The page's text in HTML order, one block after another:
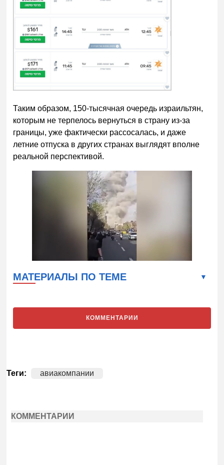
Таким образом, 150-тысячная очередь израильтян,
которым не терпелось вернуться в страну из-за
границы, уже фактически рассосалась, и даже
летние отпуска в других странах выглядят вполне
реальной перспективой.
МАТЕРИАЛЫ ПО ТЕМЕ
КОММЕНТАРИИ
Теги: авиакомпании
КОММЕНТАРИИ